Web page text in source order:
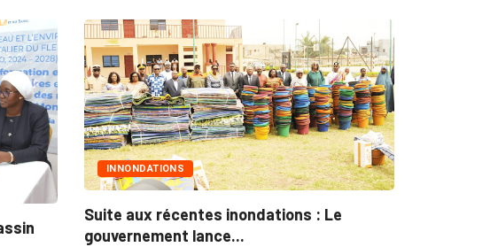
MARCHÉS PUBLICS
Marchés publics : L’ARCOP en croisade
pour plus...